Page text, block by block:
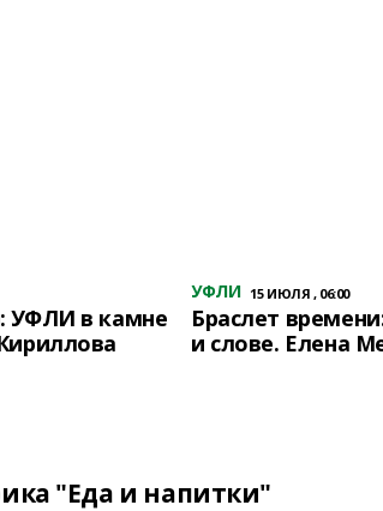
УФЛИ в камне
УФЛИ 15 ИЮЛЯ , 06:00
Браслет
и слове. Елена
"Еда и напитки"